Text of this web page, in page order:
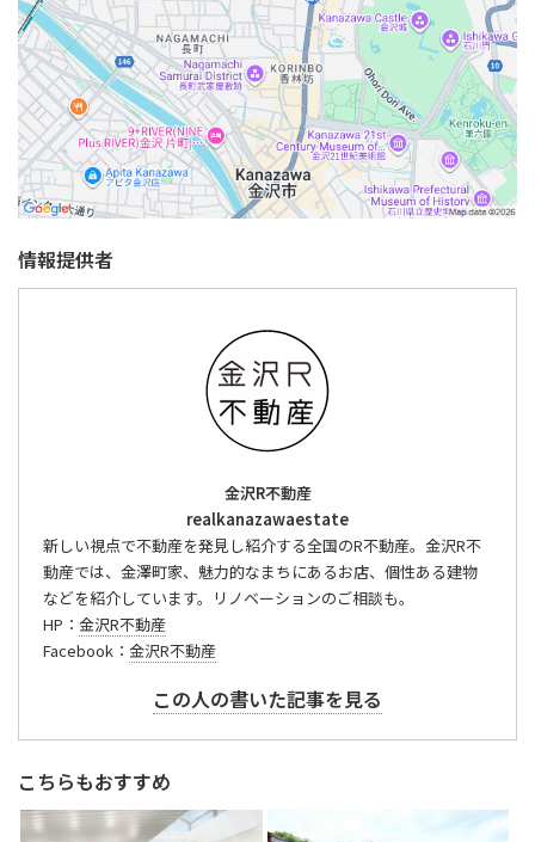
情報提供者
金沢R不動産
realkanazawaestate
新しい視点で不動産を発見し紹介する全国のR不動産。金沢R不
動産では、金澤町家、魅力的なまちにあるお店、個性ある建物
などを紹介しています。リノベーションのご相談も。
HP： 金沢R不動産
Facebook： 金沢R不動産
この人の書いた記事を見る
こちらもおすすめ